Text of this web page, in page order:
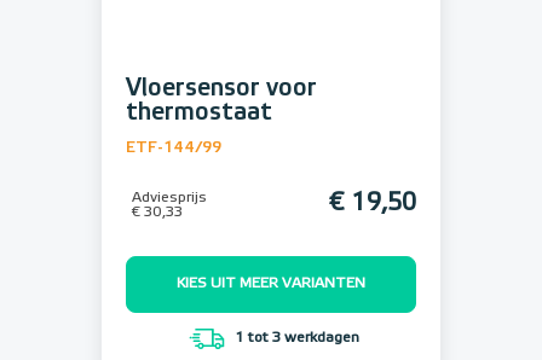
Vloersensor voor
thermostaat
ETF-144/99
Adviesprijs
€ 30,33
€ 19,50
KIES UIT MEER VARIANTEN
1 tot 3 werkdagen